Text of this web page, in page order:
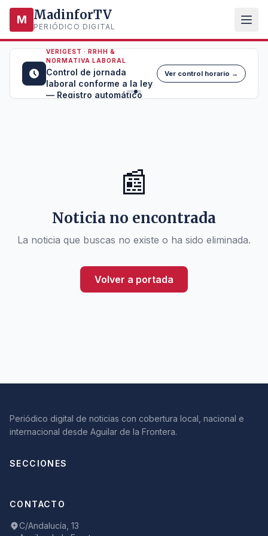
M MadinforTV
PERIÓDICO DIGITAL
VERIGEST · RRHH &
NORMATIVA LABORAL
Control de jornada
laboral conforme a la ley
— Registro automático
Ver control horario →
📰
Noticia no encontrada
La noticia que buscas no existe o ha sido eliminada.
Volver a portada
Periódico digital de noticias con cobertura local, nacional e
internacional desde Aguilar de la Frontera.
SECCIONES
CONTACTO
C/Andalucía, 13